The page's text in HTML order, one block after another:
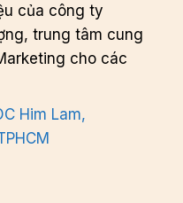
của công ty
trung tâm cung
cho các
Him Lam,